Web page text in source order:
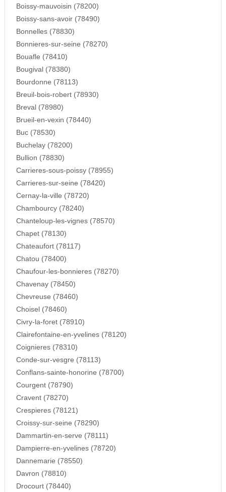
Boissy-mauvoisin (78200)
Boissy-sans-avoir (78490)
Bonnelles (78830)
Bonnieres-sur-seine (78270)
Bouafle (78410)
Bougival (78380)
Bourdonne (78113)
Breuil-bois-robert (78930)
Breval (78980)
Brueil-en-vexin (78440)
Buc (78530)
Buchelay (78200)
Bullion (78830)
Carrieres-sous-poissy (78955)
Carrieres-sur-seine (78420)
Cernay-la-ville (78720)
Chambourcy (78240)
Chanteloup-les-vignes (78570)
Chapet (78130)
Chateaufort (78117)
Chatou (78400)
Chaufour-les-bonnieres (78270)
Chavenay (78450)
Chevreuse (78460)
Choisel (78460)
Civry-la-foret (78910)
Clairefontaine-en-yvelines (78120)
Coignieres (78310)
Conde-sur-vesgre (78113)
Conflans-sainte-honorine (78700)
Courgent (78790)
Cravent (78270)
Crespieres (78121)
Croissy-sur-seine (78290)
Dammartin-en-serve (78111)
Dampierre-en-yvelines (78720)
Dannemarie (78550)
Davron (78810)
Drocourt (78440)